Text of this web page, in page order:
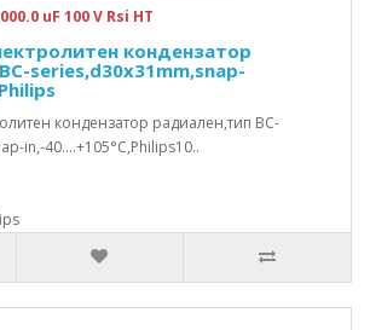
uF 100 V Rsi HT
кондензатор
series,d30x31mm,snap-
кондензатор радиален,тип BC-
in,-40....+105°C,Philips10..